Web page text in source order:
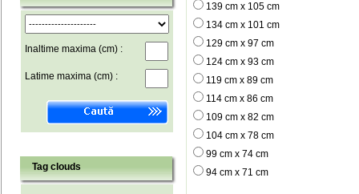
Inaltime maxima (cm) :
Latime maxima (cm) :
Tag clouds
139 cm x 105 cm
134 cm x 101 cm
129 cm x 97 cm
124 cm x 93 cm
119 cm x 89 cm
114 cm x 86 cm
109 cm x 82 cm
104 cm x 78 cm
99 cm x 74 cm
94 cm x 71 cm